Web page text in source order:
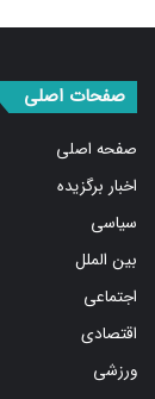
صفحه اصلی
اخبار برگزیده
سیاسی
بین الملل
اجتماعی
اقتصادی
ورزشی
استان ها